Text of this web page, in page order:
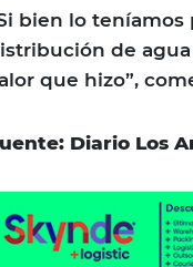
bien lo
de
que hizo”,
Diario Los